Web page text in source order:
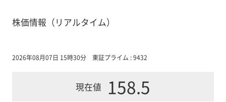
株価情報（リアルタイム）
2026年08月07日 15時30分 東証プライム : 9432
現在値 158.5